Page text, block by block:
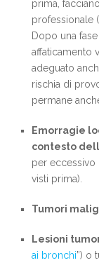
prima,
professionale
Dopo una
affaticamento
adeguato
rischia di
permane
Emorragie
contesto
per
visti prima).
Tumori
Lesioni
ai bronchi”) o